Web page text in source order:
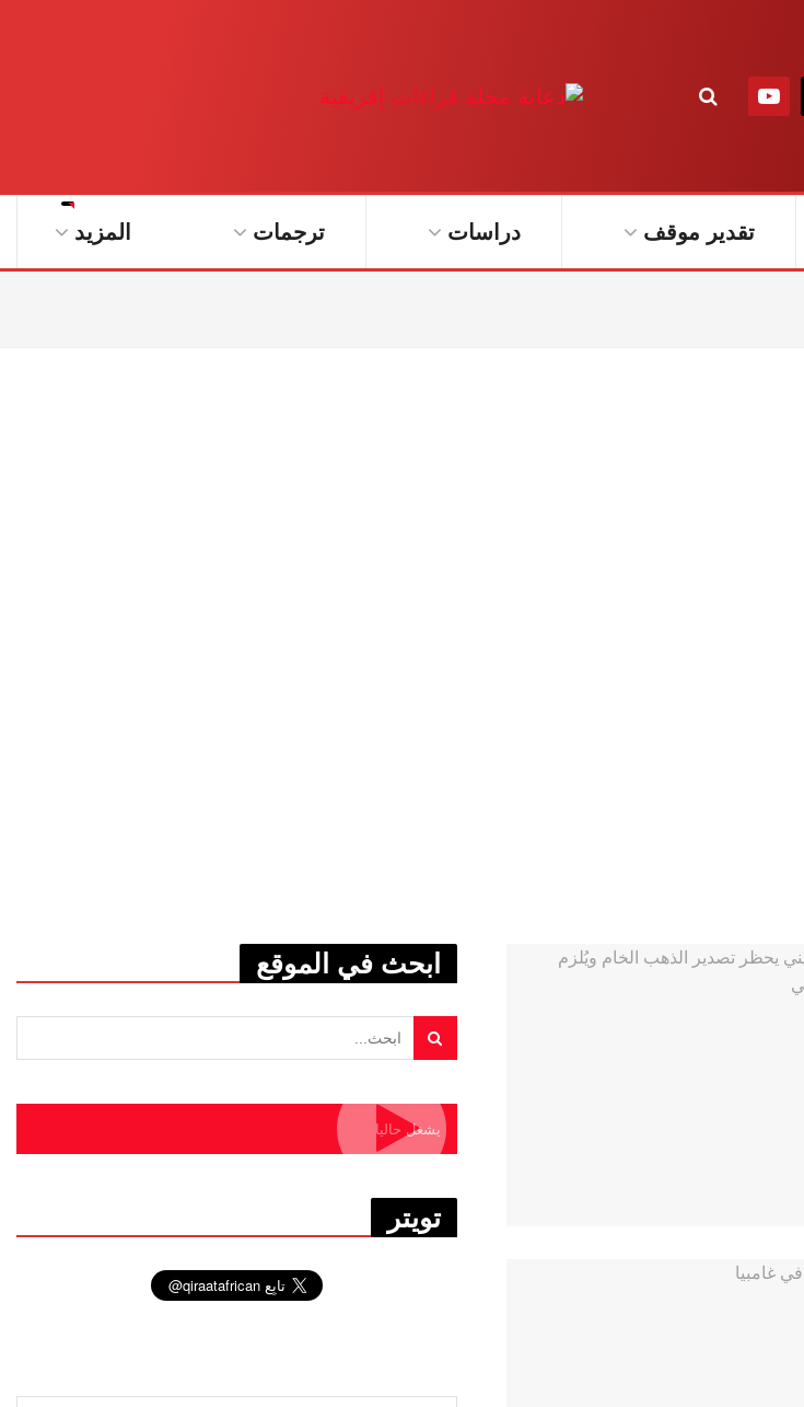
تقدير موقف دراسات ترجمات المزيد
ابحث في الموقع
يشغل حاليا
تويتر